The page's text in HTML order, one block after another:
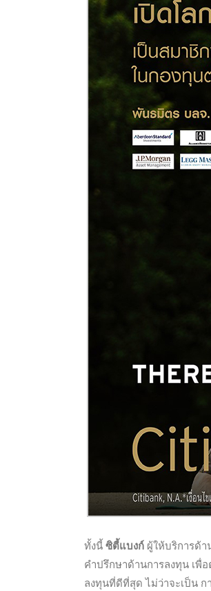
ทั้งนี้ ซิตี้แบงก์ ผู้ให้บริการด้า
คำปรึกษาด้านการลงทุน เพื่
ลงทุนที่ดีที่สุด ไม่ว่าจะเป็น